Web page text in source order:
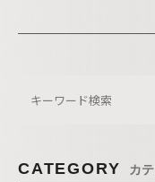
CATEGORY カ